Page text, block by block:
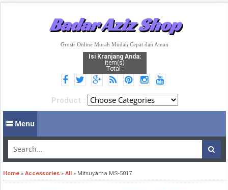
Badar Aziz Shop
Grosir Online Murah Mudah Cepat dan Aman
Isi Kranjang Anda:
item(s)
Total :
Product :
Menu
Home » Accessories » All » Mitsuyama MS-5017